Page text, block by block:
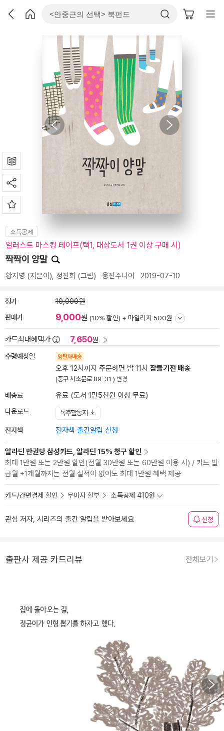
소득공제
일러스트 마스킹 테이프(택1, 대상도서 1권 이상 구매 시)
짝짝이 양말
황지영 (지은이), 정진희 (그림) 웅진주니어 2019-07-10
정가 10,000원
판매가 9,000원 (10% 할인) + 마일리지 500원
카드최대혜택가 7,650원
수령예상일 양탄자배송
오후 12시까지 주문하면 밤 11시 잠들기전 배송
(중구 서소문로 89-31 ) 변경
배송료 유료 (도서 1만5천원 이상 무료)
다운로드 독후활동지
전자책 전자책 출간알림 신청
알라딘 만권당 삼성카드, 알라딘 15% 청구 할인
최대 1만원 또는 2만원 할인(전월 30만원 또는 60만원 이용 시) / 카드 발
급월 +1개월까지는 전월 실적이 없어도 최대 1만원 혜택 제공
카드/간편결제 할인 무이자 할부 소득공제 410원
관심 저자, 시리즈의 출간 알림을 받아보세요 신청
출판사 제공 카드리뷰 전체보기